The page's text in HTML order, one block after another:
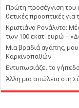
Πρώτη προσέγγιση του
θετικές προοπτικές για
Κριστιάνο Ρονάλντο:
των 100 εκατ. ευρώ –
Μια βραδιά αγάπης,
Καρκινοπαθών
Εντυπωσιάζει το
Άλλη μια απώλεια στη